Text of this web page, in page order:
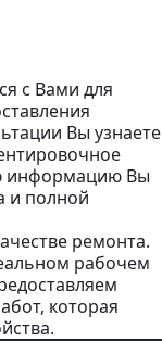
с Вами для
Вы узнаете
информацию Вы
и полной
ремонта.
рабочем
которая